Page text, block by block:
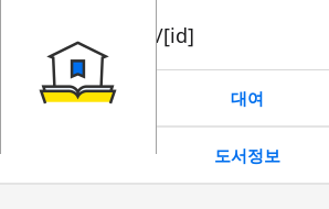
book/rent/[id]
대여
도서정보